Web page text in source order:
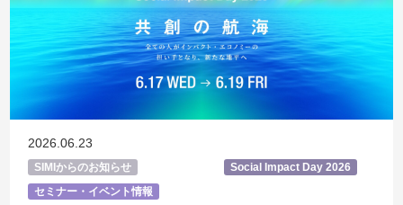
2026.06.23
SIMIからのお知らせ
Social Impact Day 2026
セミナー・イベント情報